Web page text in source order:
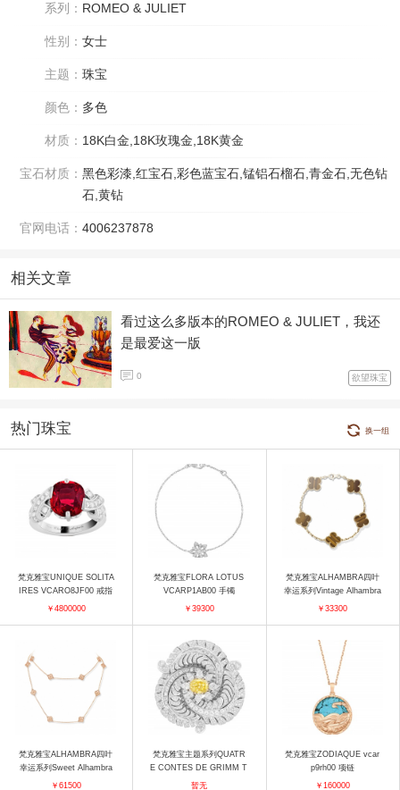
系列： ROMEO & JULIET
性别： 女士
主题： 珠宝
颜色： 多色
材质： 18K白金,18K玫瑰金,18K黄金
宝石材质： 黑色彩漆,红宝石,彩色蓝宝石,锰铝石榴石,青金石,无色钻
石,黄钻
官网电话： 4006237878
相关文章
看过这么多版本的ROMEO & JULIET，我还
是最爱这一版
0 欲望珠宝
热门珠宝 换一组
梵克雅宝UNIQUE SOLITA
IRES VCARO8JF00 戒指
￥4800000
梵克雅宝FLORA LOTUS
VCARP1AB00 手镯
￥39300
梵克雅宝ALHAMBRA四叶
幸运系列Vintage Alhambra
VCARD35600 手镯
￥33300
梵克雅宝ALHAMBRA四叶
幸运系列Sweet Alhambra
VCARO8DG00 项链
￥61500
梵克雅宝主题系列QUATR
E CONTES DE GRIMM T
rio précieux胸针 胸针
暂无
梵克雅宝ZODIAQUE vcar
p9rh00 项链
￥160000